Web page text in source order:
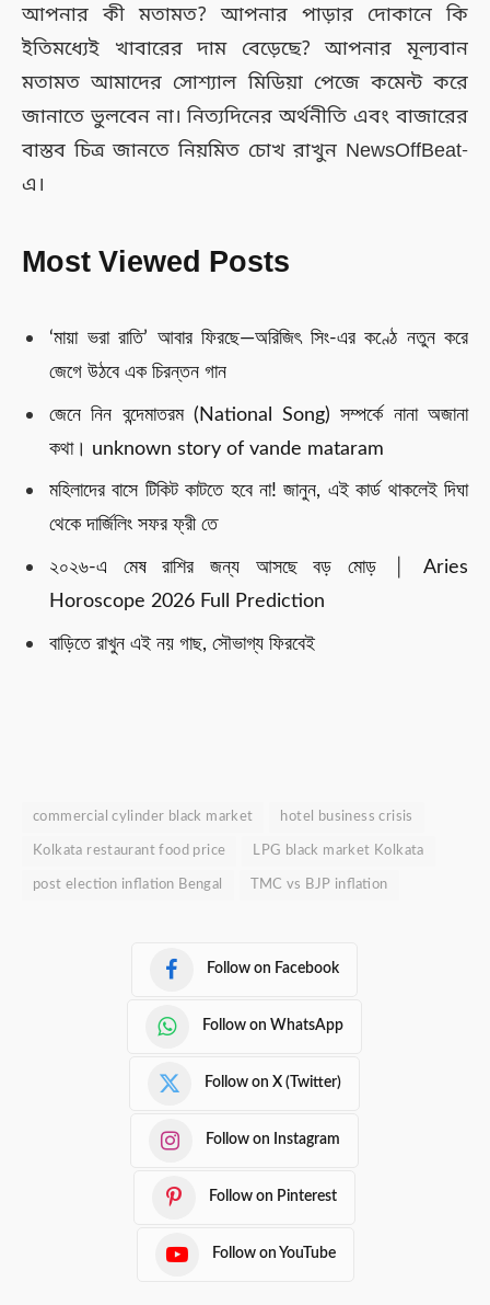
আপনার কী মতামত? আপনার পাড়ার দোকানে কি
ইতিমধ্যেই খাবারের দাম বেড়েছে? আপনার মূল্যবান
মতামত আমাদের সোশ্যাল মিডিয়া পেজে কমেন্ট করে
জানাতে ভুলবেন না। নিত্যদিনের অর্থনীতি এবং বাজারের
বাস্তব চিত্র জানতে নিয়মিত চোখ রাখুন NewsOffBeat-
এ।
Most Viewed Posts
‘মায়া ভরা রাতি’ আবার ফিরছে—অরিজিৎ সিং-এর কণ্ঠে নতুন করে
জেগে উঠবে এক চিরন্তন গান
জেনে নিন বন্দেমাতরম (National Song) সম্পর্কে নানা অজানা
কথা। unknown story of vande mataram
মহিলাদের বাসে টিকিট কাটতে হবে না! জানুন, এই কার্ড থাকলেই দিঘা
থেকে দার্জিলিং সফর ফ্রী তে
২০২৬-এ মেষ রাশির জন্য আসছে বড় মোড় │ Aries
Horoscope 2026 Full Prediction
বাড়িতে রাখুন এই নয় গাছ, সৌভাগ্য ফিরবেই
commercial cylinder black market hotel business crisis
Kolkata restaurant food price LPG black market Kolkata
post election inflation Bengal TMC vs BJP inflation
Follow on Facebook
Follow on WhatsApp
Follow on X (Twitter)
Follow on Instagram
Follow on Pinterest
Follow on YouTube